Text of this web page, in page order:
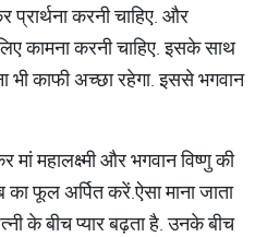
करनी चाहिए. और
कामना करनी चाहिए. इसके साथ
भी काफी अच्छा रहेगा. इससे भगवान
महालक्ष्मी और भगवान विष्णु की
फूल अर्पित करें.ऐसा माना जाता
के बीच प्यार बढ़ता है. उनके बीच